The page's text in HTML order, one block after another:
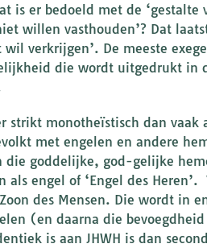
is er bedoeld met de
willen vasthouden’? Dat
verkrijgen’. De meeste
die wordt uitgedrukt in
strikt monotheïstisch dan vaak
met engelen en andere
die goddelijke, god-gelijke
engel of ‘Engel des
des Mensen. Die wordt in
(en daarna die
is aan JHWH is dan